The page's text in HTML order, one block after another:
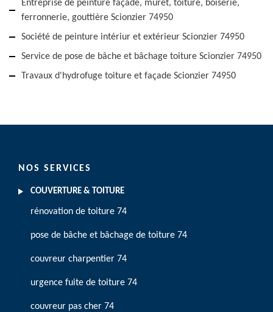
Entreprise de peinture façade, muret, toiture, boiserie,
ferronnerie, gouttière Scionzier 74950
Société de peinture intériur et extérieur Scionzier 74950
Service de pose de bâche et bâchage toiture Scionzier 74950
Travaux d'hydrofuge toiture et façade Scionzier 74950
NOS SERVICES
COUVERTURE & TOITURE
rénovation de toiture 74
pose de bâche et bâchage de toiture 74
couvreur charpentier 74
urgence fuite de toiture 74
couvreur pas cher 74